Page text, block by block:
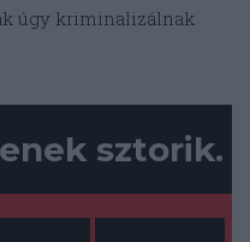
úgy kriminalizálnak
sztorik.